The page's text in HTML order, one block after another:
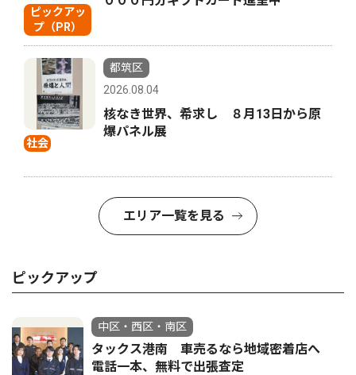
ピックアッ
プ（PR）
社会
都筑区
2026.08.04
核なき世界、希求し ８月13日から原
爆パネル展
エリア一覧を見る
ピックアップ
中区・西区・南区
タックス港南 車売るなら地域密着店へ
電話一本、無料で出張査定